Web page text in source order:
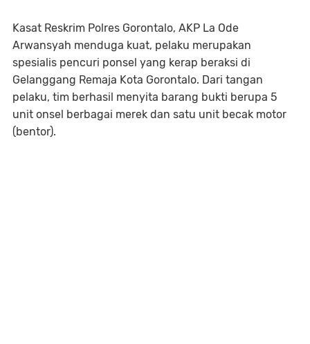
Kasat Reskrim Polres Gorontalo, AKP La Ode
Arwansyah menduga kuat, pelaku merupakan
spesialis pencuri ponsel yang kerap beraksi di
Gelanggang Remaja Kota Gorontalo. Dari tangan
pelaku, tim berhasil menyita barang bukti berupa 5
unit onsel berbagai merek dan satu unit becak motor
(bentor).